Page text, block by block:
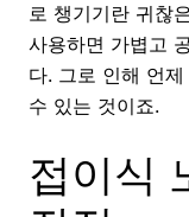
로 챙기기란 귀찮
사용하면 가볍고
다. 그로 인해 언
수 있는 것이죠.
접이식